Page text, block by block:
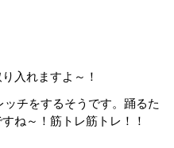
入れますよ～！
チをするそうです。踊るた
ね～！筋トレ筋トレ！！